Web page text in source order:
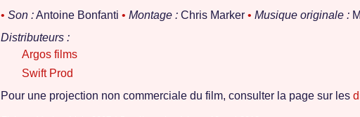
• Son :Antoine Bonfanti • Montage : Chris Marker • Musique originale :
Distributeurs :
Argos films
Swift Prod
Pour une projection non commerciale du film, consulter la page sur les